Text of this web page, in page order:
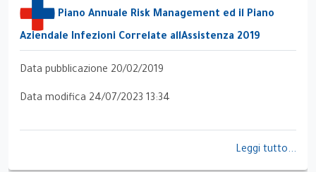
Piano Annuale Risk Management ed il Piano
Aziendale Infezioni Correlate allAssistenza 2019
Data pubblicazione 20/02/2019
Data modifica 24/07/2023 13:34
Leggi tutto...